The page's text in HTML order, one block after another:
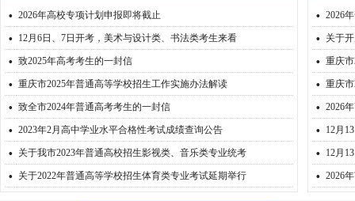
· 2026年高校专项计划申报即将截止
· 12月6日、7日开考，美术与设计类、书法类考生来看
· 致2025年高考考生的一封信
· 重庆市2025年普通高等学校招生工作实施办法解读
· 致全市2024年普通高考考生的一封信
· 2023年2月高中学业水平合格性考试成绩查询公告
· 关于我市2023年普通高校招生影视类、音乐类专业统考
· 关于2022年普通高等学校招生体育类专业考试延期举行
· 2026
· 关于
· 重庆
· 重庆
· 2026
· 12月
· 12月
· 2026